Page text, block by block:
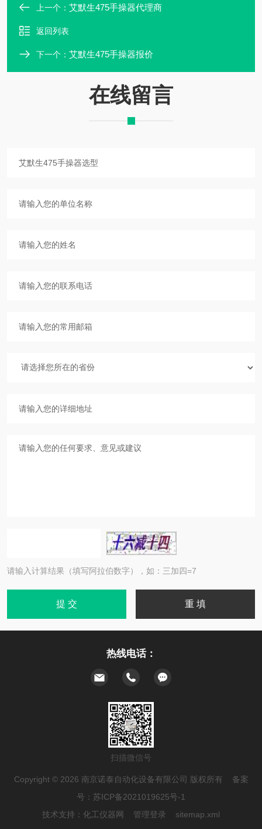
上一个： 艾默生475手操器代理商
返回列表
下一个： 艾默生475手操器报价
在线留言
请输入计算结果（填写阿拉伯数字），如：三加四=7
热线电话：
扫描微信号
Copyright © 2026 南京诺泰自动化设备有限公司 版权所有 备案
号： 苏ICP备2021019625号-1
技术支持： 化工仪器网 管理登录 sitemap.xml